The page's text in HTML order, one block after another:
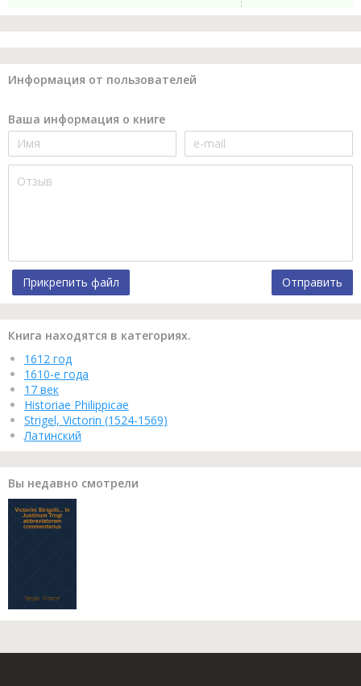
Информация от пользователей
Ваша информация о книге
Прикрепить файл Отправить
Книга находятся в категориях.
1612 год
1610-е года
17 век
Historiae Philippicae
Strigel, Victorin (1524-1569)
Латинский
Вы недавно смотрели